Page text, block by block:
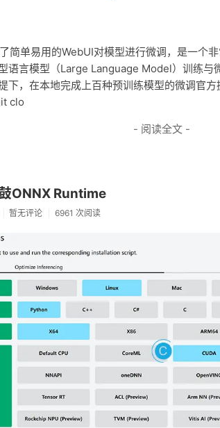
简单易用的WebUI对模型进行微调，是一个
语言模型（Large Language Model）训练
下，在本地完成上百种预训练模型的微调官
clo
- 阅读全文 -
ONNX Runtime
暂无评论 6961 次阅读